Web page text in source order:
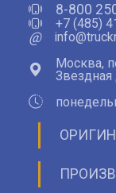
8-800
+7 (485)
@
Москва,
Звездная